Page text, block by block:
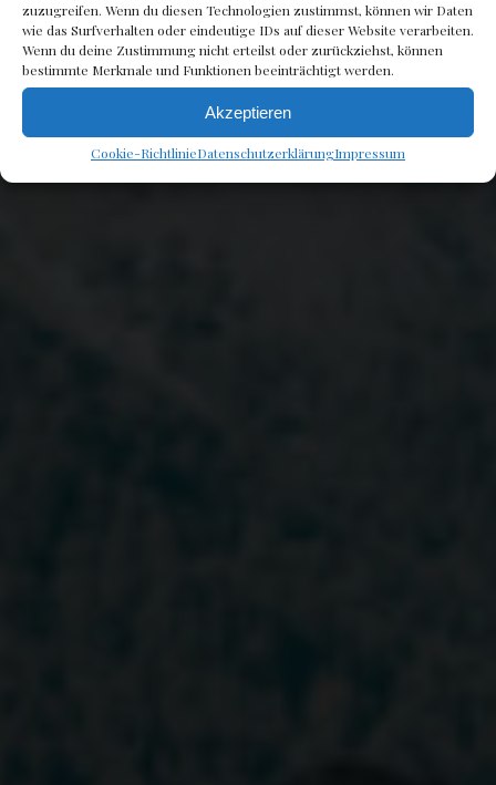
zuzugreifen. Wenn du diesen Technologien zustimmst, können wir Daten
wie das Surfverhalten oder eindeutige IDs auf dieser Website verarbeiten.
Wenn du deine Zustimmung nicht erteilst oder zurückziehst, können
bestimmte Merkmale und Funktionen beeinträchtigt werden.
Akzeptieren
Cookie-RichtlinieDatenschutzerklärungImpressum
Erlebnistour